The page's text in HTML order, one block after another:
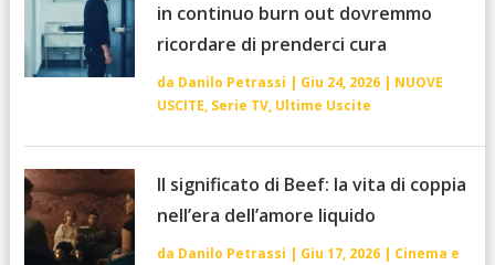
in continuo burn out dovremmo
ricordare di prenderci cura
da Danilo Petrassi | Giu 24, 2026| NUOVE
USCITE, Serie TV, Ultime Uscite
Il significato di Beef: la vita di coppia
nell’era dell’amore liquido
da Danilo Petrassi | Giu 17, 2026| Cinema e